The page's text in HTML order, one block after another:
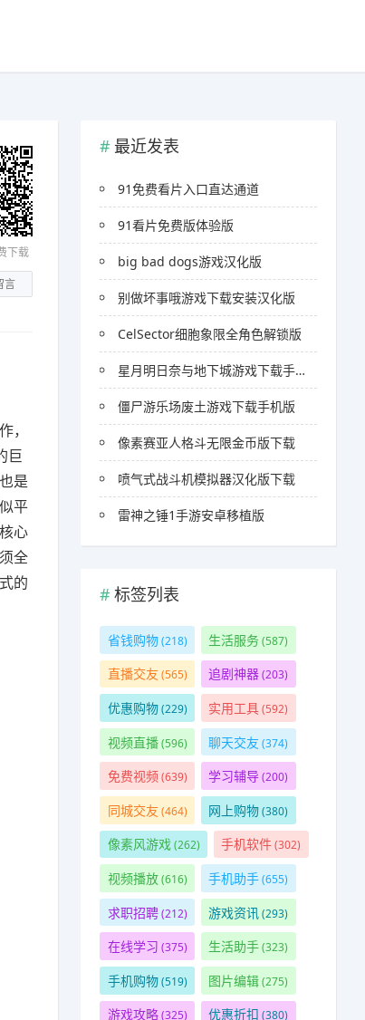
下载
言
，
巨
是
平
心
全
的
最近发表
91免费看片入口直达通道
91看片免费版体验版
big bad dogs游戏汉化版
别做坏事哦游戏下载安装汉化版
CelSector细胞象限全角色解锁版
星月明日奈与地下城游戏下载手机版
僵尸游乐场废土游戏下载手机版
像素赛亚人格斗无限金币版下载
喷气式战斗机模拟器汉化版下载
雷神之锤1手游安卓移植版
标签列表
省钱购物(218) 生活服务(587)
直播交友 (565) 追剧神器(203)
优惠购物(229) 实用工具(592)
视频直播(596) 聊天交友 (374)
免费视频(639) 学习辅导(200)
同城交友 (464) 网上购物(380)
像素风游戏(262) 手机软件(302)
视频播放(616) 手机助手(655)
求职招聘(212) 游戏资讯(293)
在线学习 (375) 生活助手(323)
手机购物(519) 图片编辑(275)
游戏攻略(325) 优惠折扣 (380)